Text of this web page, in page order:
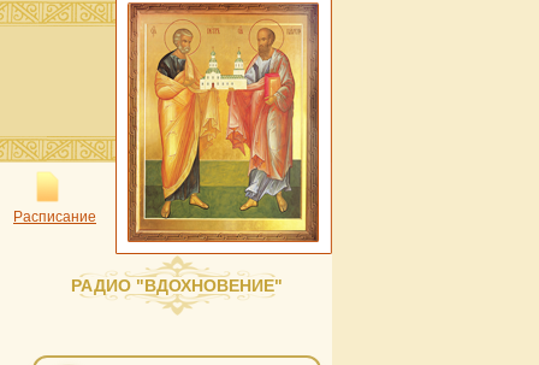
Расписание
РАДИО "ВДОХНОВЕНИЕ"